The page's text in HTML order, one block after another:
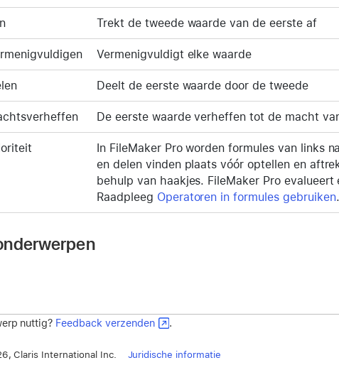
Trekt de tweede waarde van de eerste af
Vermenigvuldigt elke waarde
Deelt de eerste waarde door de tweede
De eerste waarde verheffen tot de macht
In FileMaker Pro worden formules van links
en delen vinden plaats vóór optellen en
behulp van haakjes. FileMaker Pro
Raadpleeg Operatoren in formules gebruiken.
nuttig? Feedback verzenden .
Claris International Inc. Juridische informatie